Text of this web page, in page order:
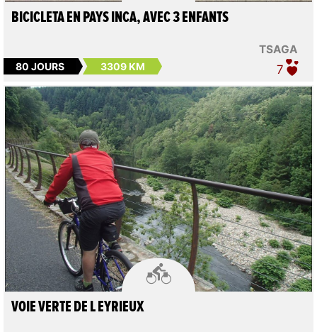
TSAGA
BICICLETA EN PAYS INCA, AVEC 3 ENFANTS
80 JOURS 3309 KM 7

VOIE VERTE DE L EYRIEUX